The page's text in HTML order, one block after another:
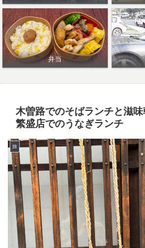
弁当
木曽路でのそばランチと滋
繁盛店でのうなぎランチ
旅